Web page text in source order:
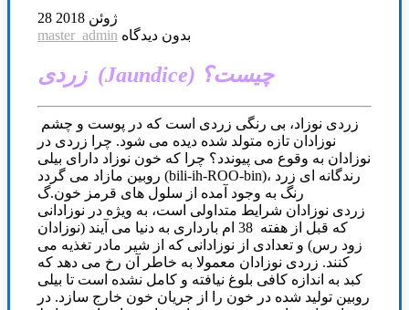
28 ژوئن 2018
master_admin بدون دیدگاه
زردی (Jaundice) چیست؟
نوزادان تازه متولد شده دیده می شود. چرا زردی در
نوزادان به وقوع می پیوندد؟ چرا که خون نوزاد دارای بیلی
روبین مازاد می گردد (bili-ih-ROO-bin)، رندگانه ای زرد
رنگ به وجود آمده از سلول های قرمز خون.گ
زردی نوزادان شرایط متداولی است، به ویژه در نوزادانی
که قبل از هفته 38 ام بارداری به دنیا می آیند (نوزادان
زود رس) و تعدادی از نوزادانی که از شیر مادر تغذیه می
کنند. زردی نوزادان معمولا به خاطر آن رخ می دهد که
کبد به اندازه کافی بلوغ نیافته و کامل نشده است تا بیلی
روبین تولید شده در خون را از جریان خون خارج سازد. در